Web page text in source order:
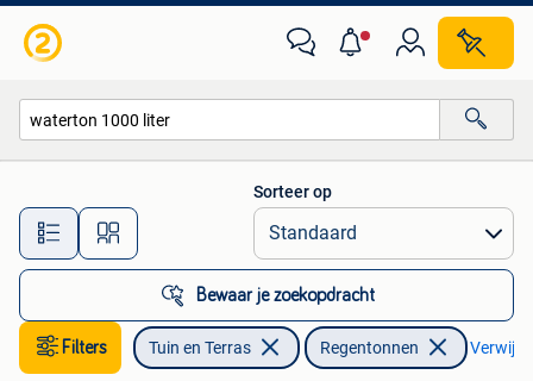
Alle afstanden…
Sorteer op
Bewaar je zoekopdracht
Filters Tuin en Terras Regentonnen